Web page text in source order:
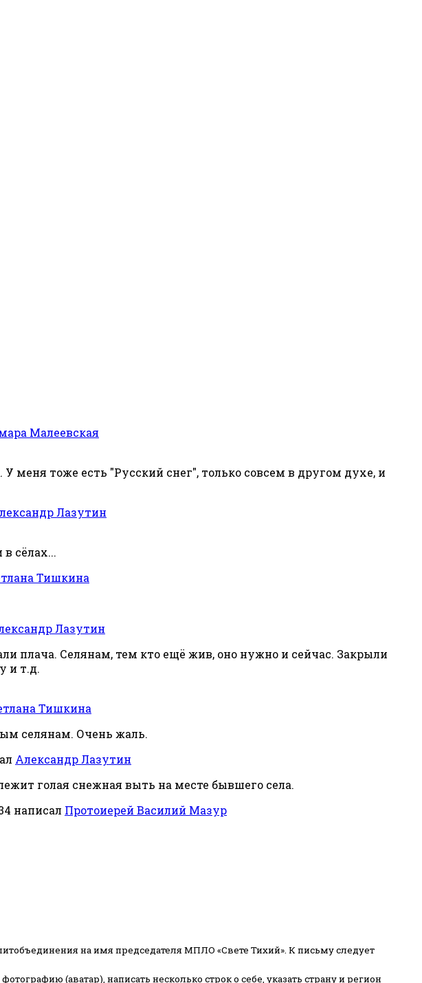
Малеевская
меня тоже есть "Русский снег", только совсем в другом духе, и
Лазутин
сёлах...
Тишкина
Лазутин
плача. Селянам, тем кто ещё жив, оно нужно и сейчас. Закрыли
и т.д.
Тишкина
селянам. Очень жаль.
Александр Лазутин
голая снежная выть на месте бывшего села.
написал Протоиерей Василий Мазур
на имя председателя МПЛО «Свете Тихий». К письму следует
(аватар), написать несколько строк о себе, указать страну и регион